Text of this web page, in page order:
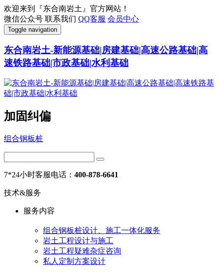
欢迎来到『东合南岩土』官方网站！
微信公众号 联系我们 QQ客服 会员中心
Toggle navigation
东合南岩土-新能源基础|房建基础|高速公路基础|高
速铁路基础|市政基础|水利基础
加固纠偏
组合钢板桩
7*24小时客服电话： 400-878-6641
技术&服务
服务内容
组合钢板桩设计、施工一体化服务
岩土工程设计与施工
岩土工程疑难杂症咨询
私人定制方案设计